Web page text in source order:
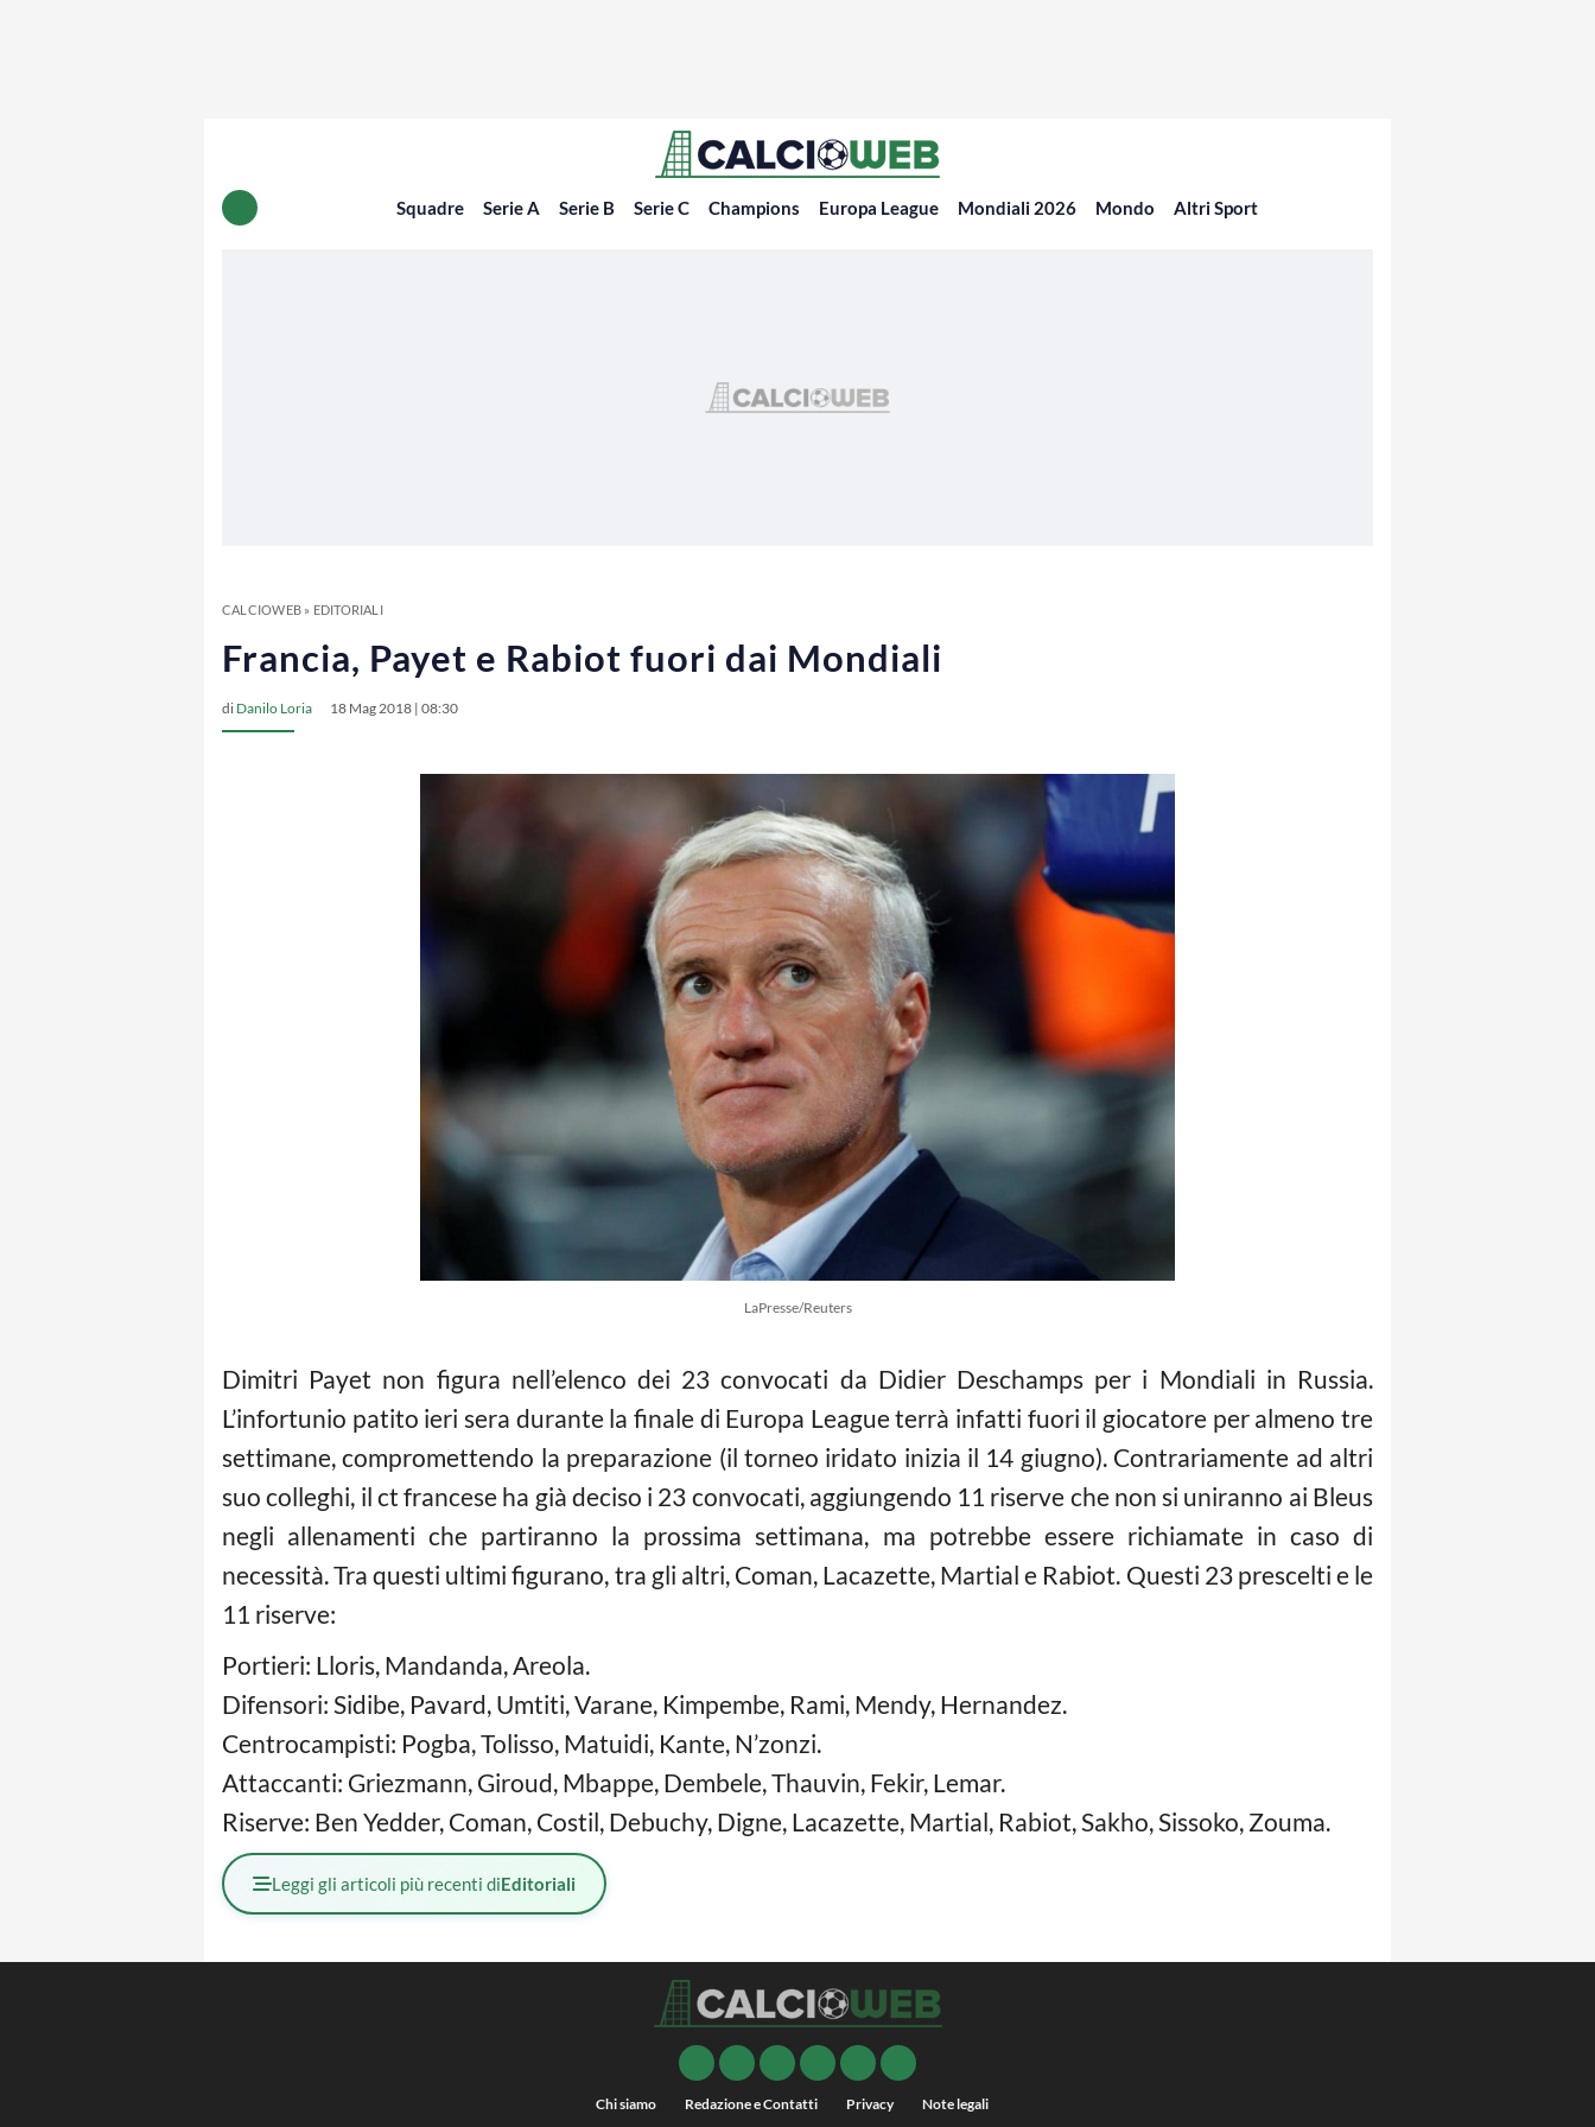
Squadre Serie A Serie B Serie C Champions Europa League Mondiali 2026 Mondo Altri Sport
CALCIOWEB» EDITORIALI
Francia, Payet e Rabiot fuori dai Mondiali
di Danilo Loria 18 Mag 2018 | 08:30
LaPresse/Reuters
Dimitri Payet non figura nell’elenco dei 23 convocati da Didier Deschamps per i Mondiali in Russia.
L’infortunio patito ieri sera durante la finale di Europa League terrà infatti fuori il giocatore per almeno tre
settimane, compromettendo la preparazione (il torneo iridato inizia il 14 giugno). Contrariamente ad altri
suo colleghi, il ct francese ha già deciso i 23 convocati, aggiungendo 11 riserve che non si uniranno ai Bleus
negli allenamenti che partiranno la prossima settimana, ma potrebbe essere richiamate in caso di
necessità. Tra questi ultimi figurano, tra gli altri, Coman, Lacazette, Martial e Rabiot. Questi 23 prescelti e le
11 riserve:
Portieri: Lloris, Mandanda, Areola.
Difensori: Sidibe, Pavard, Umtiti, Varane, Kimpembe, Rami, Mendy, Hernandez.
Centrocampisti: Pogba, Tolisso, Matuidi, Kante, N’zonzi.
Attaccanti: Griezmann, Giroud, Mbappe, Dembele, Thauvin, Fekir, Lemar.
Riserve: Ben Yedder, Coman, Costil, Debuchy, Digne, Lacazette, Martial, Rabiot, Sakho, Sissoko, Zouma.
Leggi gli articoli più recenti diEditoriali
Chi siamo Redazione e Contatti Privacy Note legali